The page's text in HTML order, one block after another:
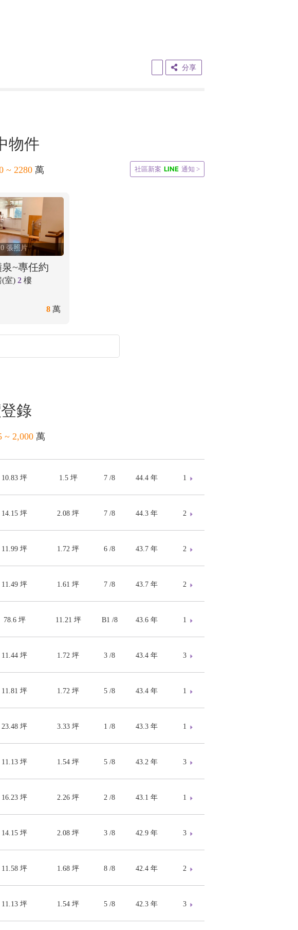
分享
物件
~ 2280 萬 社區新案 LINE 通知 >
張照片
泉~專任約
(室) 2 樓
8 萬
錄
~ 2,000 萬
10.83 坪 1.5 坪 7 /8 44.4 年 1
14.15 坪 2.08 坪 7 /8 44.3 年 2
11.99 坪 1.72 坪 6 /8 43.7 年 2
11.49 坪 1.61 坪 7 /8 43.7 年 2
78.6坪 11.21 坪 B1 /8 43.6 年 1
11.44 坪 1.72 坪 3 /8 43.4 年 3
11.81 坪 1.72 坪 5 /8 43.4 年 1
23.48 坪 3.33 坪 1 /8 43.3 年 1
11.13 坪 1.54 坪 5 /8 43.2 年 3
16.23 坪 2.26 坪 2 /8 43.1 年 1
14.15 坪 2.08 坪 3 /8 42.9 年 3
11.58 坪 1.68 坪 8 /8 42.4 年 2
11.13 坪 1.54 坪 5 /8 42.3 年 3